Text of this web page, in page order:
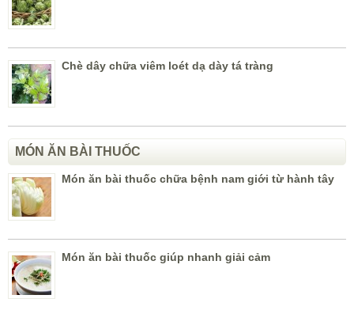
Chè dây chữa viêm loét dạ dày tá tràng
MÓN ĂN BÀI THUỐC
Món ăn bài thuốc chữa bệnh nam giới từ hành tây
Món ăn bài thuốc giúp nhanh giải cảm